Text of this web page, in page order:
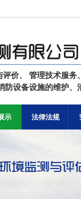
价、 管理技术服务
防设备设施的维护、
示 法律法规